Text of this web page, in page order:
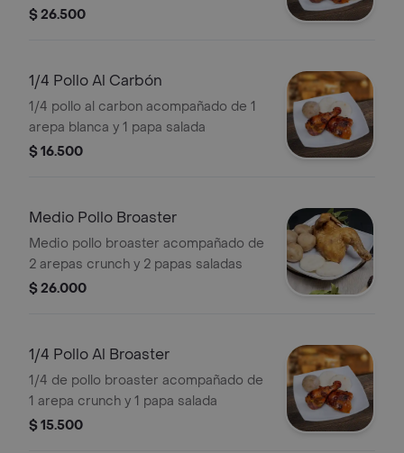
$ 26.500
1/4 Pollo Al Carbón
1/4 pollo al carbon acompañado de 1
arepa blanca y 1 papa salada
$ 16.500
Medio Pollo Broaster
Medio pollo broaster acompañado de
2 arepas crunch y 2 papas saladas
$ 26.000
1/4 Pollo Al Broaster
1/4 de pollo broaster acompañado de
1 arepa crunch y 1 papa salada
$ 15.500